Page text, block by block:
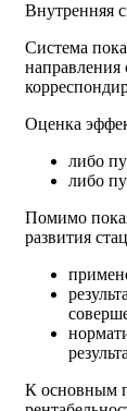
Внутренняя
Система
Оценка
либо
либо
Помимо
развития
К основным